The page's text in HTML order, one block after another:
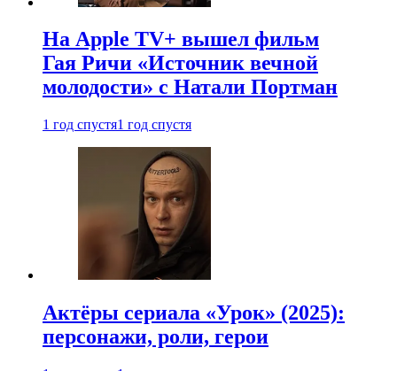
На Apple TV+ вышел фильм
Гая Ричи «Источник вечной
молодости» с Натали Портман
1 год спустя1 год спустя
Актёры сериала «Урок» (2025):
персонажи, роли, герои